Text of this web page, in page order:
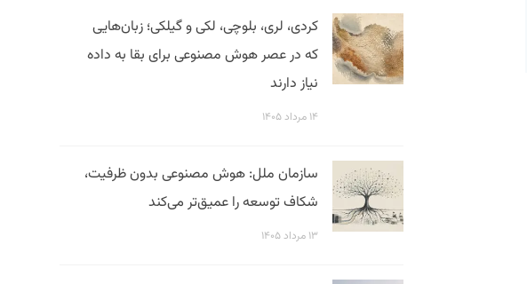
کردی، لری، بلوچی، لکی و گیلکی؛ زبان‌هایی
که در عصر هوش مصنوعی برای بقا به داده
نیاز دارند
۱۴ مرداد ۱۴۰۵
سازمان ملل: هوش مصنوعی بدون ظرفیت،
شکاف توسعه را عمیق‌تر می‌کند
۱۳ مرداد ۱۴۰۵